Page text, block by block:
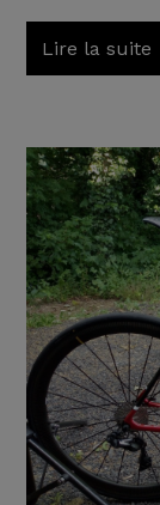
Lire la suite